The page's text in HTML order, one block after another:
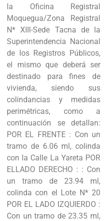
la Oficina Registral
Moquegua/Zona Registral
N* XIIl-Sede Tacna de la
Superintendencia Nacional
de los Registros Públicos,
el mismo que deberá ser
destinado para fines de
vivienda, siendo sus
colindancias y medidas
perimétricas, como a
continuación se detallan:
POR EL FRENTE : Con un
tramo de 6.06 ml, colinda
con la Calle La Yareta POR
ELLADO DERECHO : : Con
un tramo de 23.94 ml,
colinda con el Lote N* 20
POR EL LADO IZQUIERDO :
Con un tramo de 23.35 ml,